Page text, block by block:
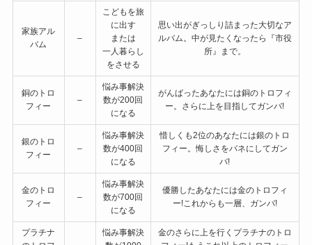
家族アル
バム
–
こどもを旅
に出す
または
一人暮らし
をさせる
思い出がぎっしり詰まった大切なア
ルバム。中が見たくなったら『市役
所』まで。
銅のトロ
フィー
–
悩み事解決
数が200回
になる
がんばったあなたには銅のトロフィ
ー。さらに上を目指してガンバ!
銀のトロ
フィー
–
悩み事解決
数が400回
になる
惜しくも2位のあなたには銀のトロ
フィー。悔しさをバネにしてガン
バ!
金のトロ
フィー
–
悩み事解決
数が700回
になる
優勝したあなたには金のトロフィ
ー!これからも一層、ガンバ!
プラチナ
悩み事解決
金のさらに上を行くプラチナのトロ